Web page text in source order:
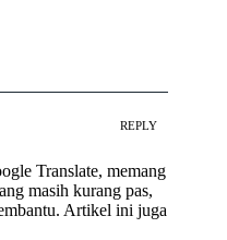
REPLY
Translate, memang
masih kurang pas,
Artikel ini juga